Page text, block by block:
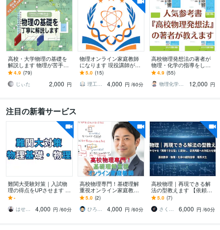
高校・大学物理の基礎を
解説します 物理が苦手な
方にもわかりやすく解説
します
4.9 (79)
じぃた
2,000 円
物理オンライン家庭教師
になります 現役講師があ
なたの疑問にお答えしま
す。
5.0 (15)
4,000 円 /60分
高校物理発想法の著者が
物理・化学の指導をしま
す 人気学習参考書の著者
による物理・化学オンラ
イン家庭教師
4.9 (55)
12,000 円
注目の新着サービス
難関大受験対策｜入試物
理の得点をUPさせます 早
稲田理系が入試物理の点
の取り方を教えます
-
4,000 円 /60分
高校物理専門！基礎理解
重視オンライン家庭教師
します 公式暗記から脱
却！物理現象の本質理解
で定期テスト得点UP
5.0 (2)
4,000 円 /60分
高校物理｜再現できる解
法の型教えます 【依頼増
加中！！】モヤモヤを
「再現できる型」に変換
5.0 (7)
6,000 円 /60分